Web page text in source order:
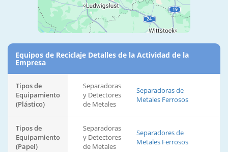
Equipos de Reciclaje Detalles de la Actividad de la
Empresa
Tipos de
Equipamiento
(Plástico)
Separadoras
y Detectores
de Metales
Separadoras de
Metales Ferrosos
Tipos de
Equipamiento
(Papel)
Separadoras
y Detectores
de Metales
Separadores de
Metales Ferrosos